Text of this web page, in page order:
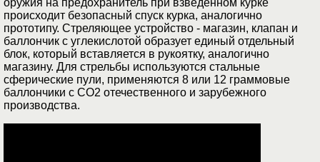
оружия на предохранитель при взведенном курке
происходит безопасный спуск курка, аналогично
прототипу. Стреляющее устройство - магазин, клапан и
баллончик с углекислотой образует единый отдельный
блок, который вставляется в рукоятку, аналогично
магазину. Для стрельбы используются стальные
сферические пули, применяются 8 или 12 граммовые
баллончики с СО2 отечественного и зарубежного
производства.